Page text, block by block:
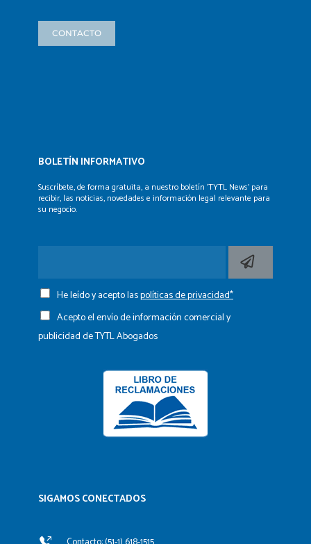
CONTACTO
BOLETÍN INFORMATIVO
Suscríbete, de forma gratuita, a nuestro boletín ‘TYTL News’ para
recibir, las noticias, novedades e información legal relevante para
su negocio.
He leído y acepto laspolíticas de privacidad*
Acepto el envío de información comercial y
publicidad de TYTL Abogados
SIGAMOS CONECTADOS​